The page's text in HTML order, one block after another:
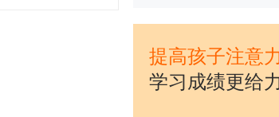
提高孩子注意
学习成绩更给